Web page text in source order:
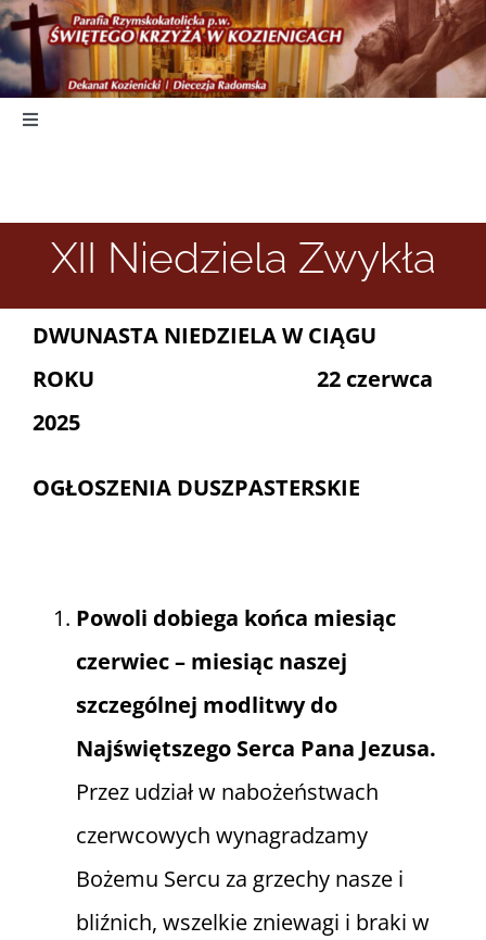
Skip
to
content
Toggle
Duszpasterstwo
Parafia
Nasza parafia i lokalne wspólnoty
Polski Ład
XII Niedziela Zwykła
DWUNASTA NIEDZIELA W CIĄGU
ROKU 22 czerwca
2025
OGŁOSZENIA DUSZPASTERSKIE
Powoli dobiega końca miesiąc
czerwiec – miesiąc naszej
szczególnej modlitwy do
Najświętszego Serca Pana Jezusa.
Przez udział w nabożeństwach
czerwcowych wynagradzamy
Bożemu Sercu za grzechy nasze i
bliźnich, wszelkie zniewagi i braki w